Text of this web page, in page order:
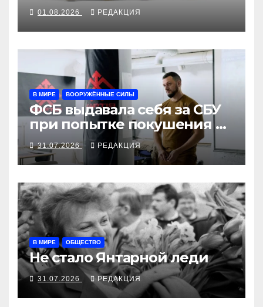
01.08.2026 РЕДАКЦИЯ
В МИРЕ ВООРУЖЁННЫЕ СИЛЫ
ФСБ выдавала себя за СБУ
при попытке покушения на
командира «Хартии»
31.07.2026 РЕДАКЦИЯ
В МИРЕ ОБЩЕСТВО
Не стало Янтарной леди
31.07.2026 РЕДАКЦИЯ